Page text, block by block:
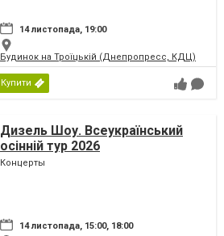
14 листопада, 19:00
Будинок на Троїцькій (Днепропресс, КДЦ)
Купити
Дизель Шоу. Всеукраїнський
осінній тур 2026
Концерты
14 листопада, 15:00, 18:00